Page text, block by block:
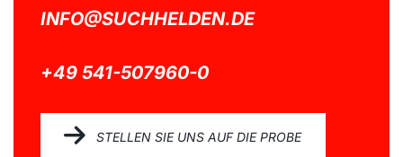
INFO@SUCHHELDEN.DE
+49 541-507960-0
STELLEN SIE UNS AUF DIE PROBE